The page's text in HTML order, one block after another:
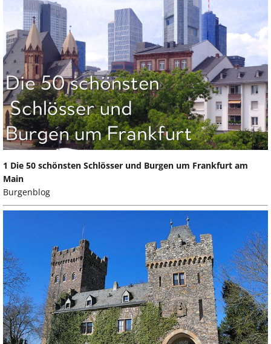
1 Die 50 schönsten Schlösser und Burgen um Frankfurt am
Main
Burgenblog